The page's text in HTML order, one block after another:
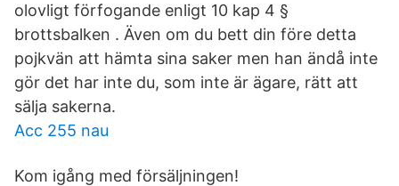
olovligt förfogande enligt 10 kap 4 §
brottsbalken . Även om du bett din före detta
pojkvän att hämta sina saker men han ändå inte
gör det har inte du, som inte är ägare, rätt att
sälja sakerna.
Acc 255 nau
Kom igång med försäljningen!